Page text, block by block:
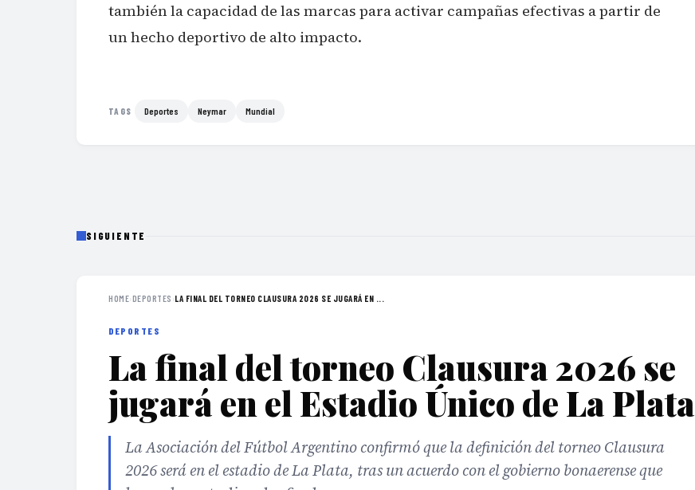
también la capacidad de las marcas para activar campañas efectivas a partir de
un hecho deportivo de alto impacto.
TAGS Deportes Neymar Mundial
SIGUIENTE
HOME›DEPORTES ›LA FINAL DEL TORNEO CLAUSURA 2026 SE JUGARÁ EN ...
DEPORTES
La final del torneo Clausura 2026 se
jugará en el Estadio Único de La Plata
La Asociación del Fútbol Argentino confirmó que la definición del torneo Clausura
2026 será en el estadio de La Plata, tras un acuerdo con el gobierno bonaerense que